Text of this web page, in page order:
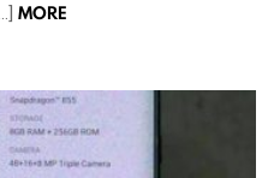
MORE